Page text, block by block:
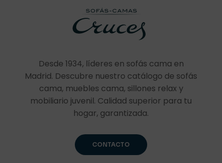
Desde 1934, líderes en sofás cama en
Madrid. Descubre nuestro catálogo de sofás
cama, muebles cama, sillones relax y
mobiliario juvenil. Calidad superior para tu
hogar, garantizada.
CONTACTO